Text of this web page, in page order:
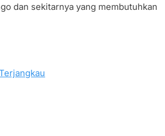
dan sekitarnya yang membutuhkan